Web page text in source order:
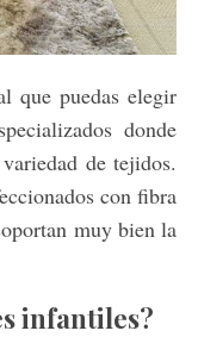
que puedas elegir
donde
de tejidos.
con fibra
muy bien la
infantiles?